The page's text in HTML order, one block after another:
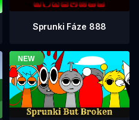
Sprunki Fáze 888